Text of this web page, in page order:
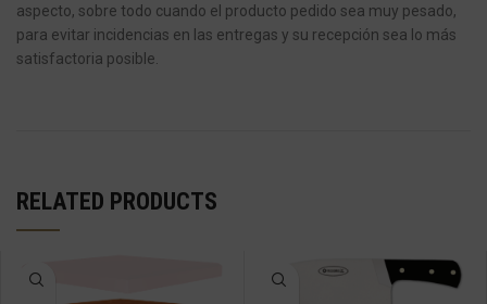
aspecto, sobre todo cuando el producto pedido sea muy pesado,
para evitar incidencias en las entregas y su recepción sea lo más
satisfactoria posible.
RELATED PRODUCTS